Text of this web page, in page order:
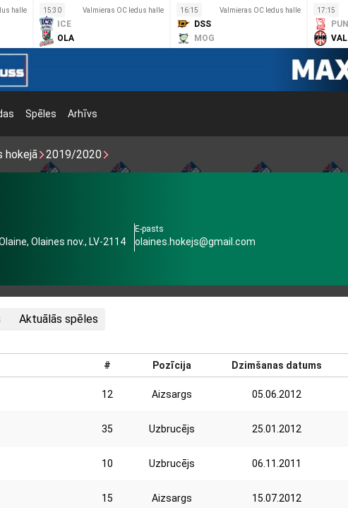
halle 15:30 Valmieras OC ledus halle
ICE
OLA
16:15 Valmieras OC ledus halle
DSS
MOG
17:15
PUN
VAL
Spēles Arhīvs
hokejā 2019/2020
Olaines nov., LV-2114
E-pasts
olaines.hokejs@gmail.com
Aktuālās spēles
# Pozīcija Dzimšanas datums
12 Aizsargs 05.06.2012
35 Uzbrucējs 25.01.2012
10 Uzbrucējs 06.11.2011
15 Aizsargs 15.07.2012